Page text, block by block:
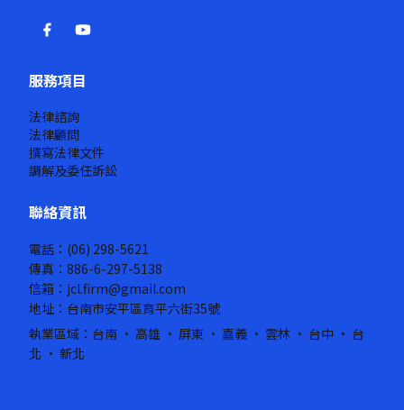
服務項目
法律諮詢
法律顧問
撰寫法律文件
調解及委任訴訟
聯絡資訊
電話：(06) 298-5621
傳真：886-6-297-5138
信箱：jcl.firm@gmail.com
地址：台南市安平區育平六街35號
執業區域：台南 · 高雄 · 屏東 · 嘉義 · 雲林 · 台中 · 台
北 · 新北